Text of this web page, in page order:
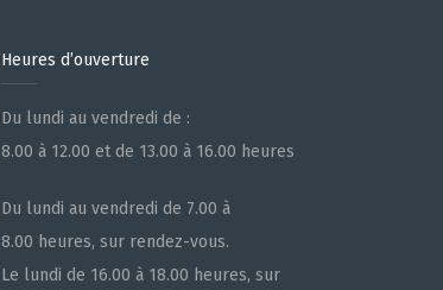
Heures d’ouverture
Du lundi au vendredi de :
8.00 à 12.00 et de 13.00 à 16.00 heures
Du lundi au vendredi de 7.00 à
8.00 heures, sur rendez-vous.
Le lundi de 16.00 à 18.00 heures, sur